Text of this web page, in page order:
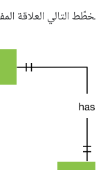
المخطّط التالي العلاقة